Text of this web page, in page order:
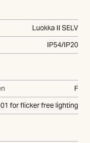
Luokka II SELV
IP54/IP20
F
for flicker free lighting